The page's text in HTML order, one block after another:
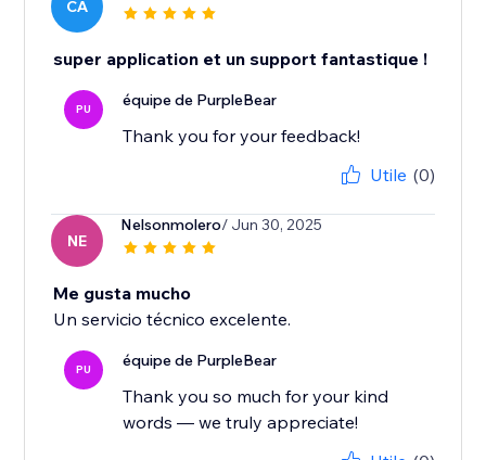
CA
super application et un support fantastique !
PU équipe de PurpleBear
Thank you for your feedback!
Utile (0)
NE
Nelsonmolero/ Jun 30, 2025
Me gusta mucho
Un servicio técnico excelente.
PU équipe de PurpleBear
Thank you so much for your kind
words — we truly appreciate!